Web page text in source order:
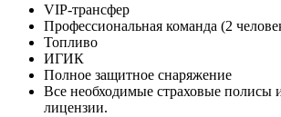
VIP-трансфер
Профессиональная команда (2
Топливо
ИГИК
Полное защитное снаряжение
Все необходимые страховые полисы
лицензии.